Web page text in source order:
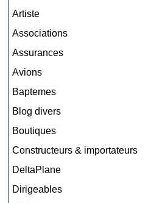
Artiste
Associations
Assurances
Avions
Baptemes
Blog divers
Boutiques
Constructeurs & importateurs
DeltaPlane
Dirigeables